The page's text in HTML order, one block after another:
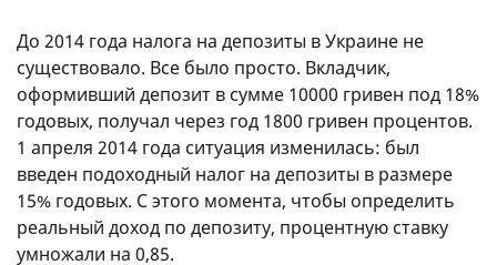
До 2014 года налога на депозиты в Украине не
существовало. Все было просто. Вкладчик,
оформивший депозит в сумме 10000 гривен под 18%
годовых, получал через год 1800 гривен процентов.
1 апреля 2014 года ситуация изменилась: был
введен подоходный налог на депозиты в размере
15% годовых. С этого момента, чтобы определить
реальный доход по депозиту, процентную ставку
умножали на 0,85.